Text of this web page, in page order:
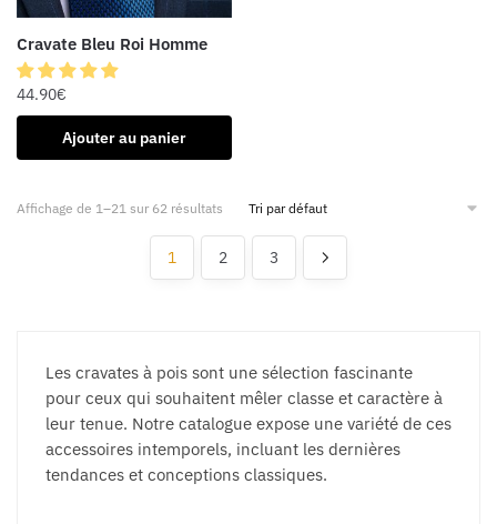
Cravate Bleu Roi Homme
44.90€
Ajouter au panier
Affichage de 1–21 sur 62 résultats
1 2 3
Les cravates à pois sont une sélection fascinante
pour ceux qui souhaitent mêler classe et caractère à
leur tenue. Notre catalogue expose une variété de ces
accessoires intemporels, incluant les dernières
tendances et conceptions classiques.